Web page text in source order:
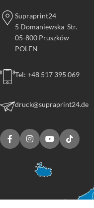
Supraprint24
5 Domaniewska Str.
05-800 Pruszków
POLEN
Tel: +48 517 395 069
druck@supraprint24.de